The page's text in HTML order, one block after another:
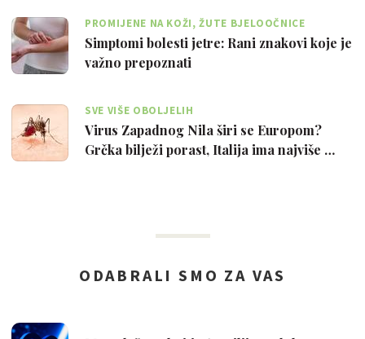
PROMIJENE NA KOŽI, ŽUTE BJELOOČNICE
Simptomi bolesti jetre: Rani znakovi koje je
važno prepoznati
SVE VIŠE OBOLJELIH
Virus Zapadnog Nila širi se Europom?
Grčka bilježi porast, Italija ima najviše …